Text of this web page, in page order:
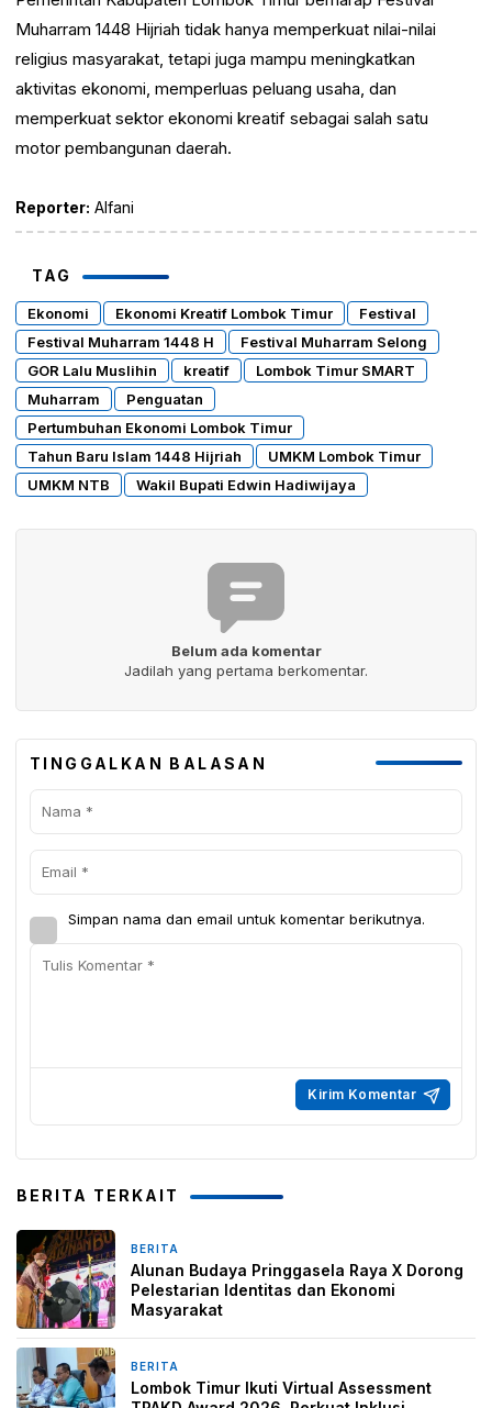
Muharram 1448 Hijriah tidak hanya memperkuat nilai-nilai
religius masyarakat, tetapi juga mampu meningkatkan
aktivitas ekonomi, memperluas peluang usaha, dan
memperkuat sektor ekonomi kreatif sebagai salah satu
motor pembangunan daerah.
Reporter: Alfani
TAG
Ekonomi Ekonomi Kreatif Lombok Timur
Festival
Festival Muharram 1448 H
Festival Muharram Selong
GOR Lalu Muslihin
kreatif
Lombok Timur SMART
Muharram
Penguatan
Pertumbuhan Ekonomi Lombok Timur
Tahun Baru Islam 1448 Hijriah
UMKM Lombok Timur
UMKM NTB
Wakil Bupati Edwin Hadiwijaya
Belum ada komentar
Jadilah yang pertama berkomentar.
TINGGALKAN BALASAN
Simpan nama dan email untuk komentar berikutnya.
BERITA TERKAIT
BERITA
Alunan Budaya Pringgasela Raya X Dorong
Pelestarian Identitas dan Ekonomi
Masyarakat
BERITA
Lombok Timur Ikuti Virtual Assessment